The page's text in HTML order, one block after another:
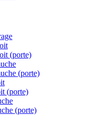
(porte)
(porte)
(porte)
(porte)